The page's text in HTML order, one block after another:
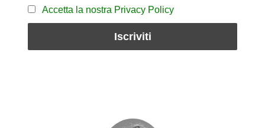
Accetta la nostra Privacy Policy